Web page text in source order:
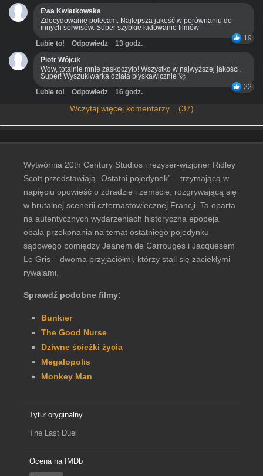
Ewa Kwiatkowska
Zdecydowanie polecam. Najlepsza jakość w porównaniu do
innych serwisów. Super szybkie ładowanie filmów
19
Lubie to! Odpowiedz
13 godz.
Piotr Wójcik
Wow, totalnie mnie zaskoczyło! Wszystko w najwyższej jakości.
Super! Wyszukiwarka działa błyskawicznie 🚀
22
Lubie to! Odpowiedz 16 godz.
Wczytaj więcej komentarzy... (37)
Wytwórnia 20th Century Studios i reżyser-wizjoner Ridley
Scott przedstawiają „Ostatni pojedynek” – trzymającą w
napięciu opowieść o zdradzie i zemście, rozgrywającą się
w brutalnej scenerii czternastowiecznej Francji. Ta oparta
na autentycznych wydarzeniach historyczna epopeja
obala przekonania na temat ostatniego pojedynku
sądowego pomiędzy Jeanem de Carrouges i Jacquesem
Le Gris – dwoma przyjaciółmi, którzy stali się zaciekłymi
rywalami.
Sprawdź podobne filmy:
Bunkier
The Good Nurse
Dziwne ścieżki życia
Megalopolis
Monkey Man
Tytuł oryginalny
The Last Duel
Ocena na IMDb